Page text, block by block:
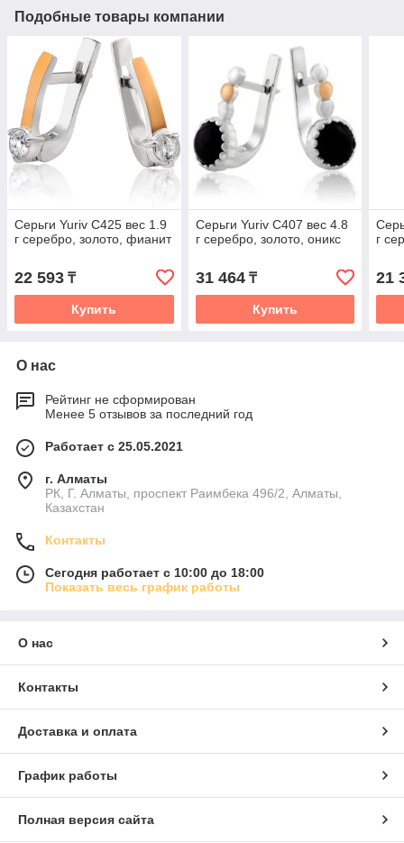
Подобные товары компании
Серьги Yuriv С425 вес 1.9
г серебро, золото, фианит
22 593 ₸
Купить
Серьги Yuriv С407 вес 4.8
г серебро, золото, оникс
31 464₸
Купить
г
21
О нас
Рейтинг не сформирован
Менее 5 отзывов за последний год
Работает с 25.05.2021
г. Алматы
РК, Г. Алматы, проспект Раимбека 496/2, Алматы,
Казахстан
Контакты
Сегодня работает с 10:00 до 18:00
Показать весь график работы
О нас
Контакты
Доставка и оплата
График работы
Полная версия сайта